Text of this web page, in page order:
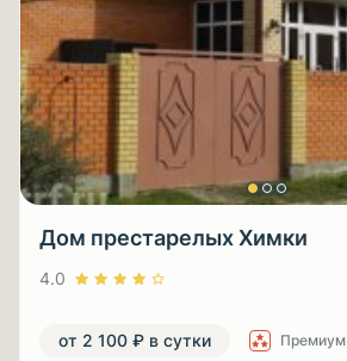
Дом престарелых Химки
4.0
от 2 100 ₽ в сутки Премиум